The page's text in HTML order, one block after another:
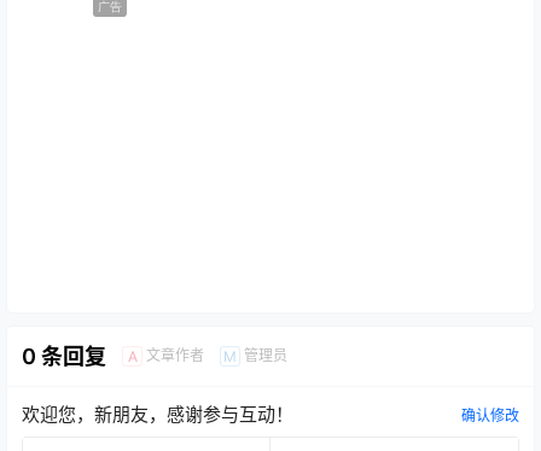
广告
0 条回复 A 文章作者 M 管理员
欢迎您，新朋友，感谢参与互动！ 确认修改